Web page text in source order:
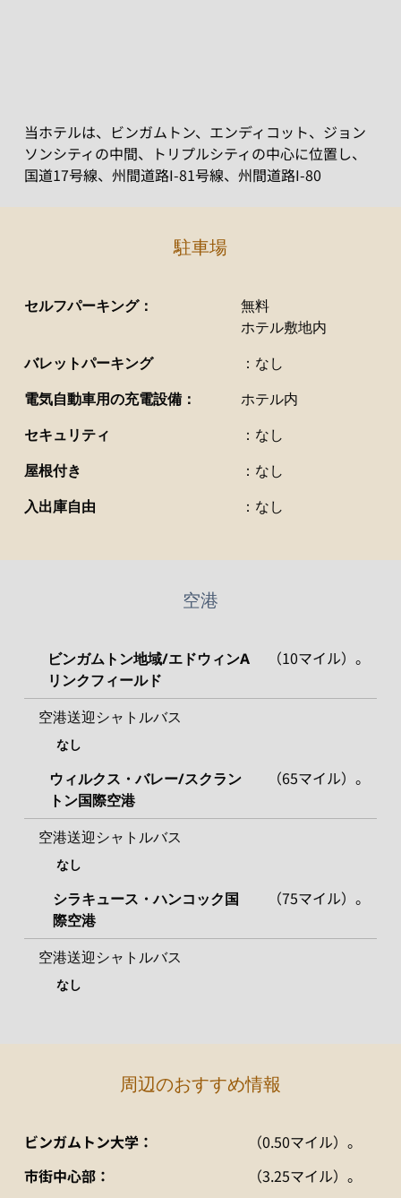
当ホテルは、ビンガムトン、エンディコット、ジョン
ソンシティの中間、トリプルシティの中心に位置し、
国道17号線、州間道路I-81号線、州間道路I-80
駐車場
セルフパーキング：
無料
ホテル敷地内
バレットパーキング
：なし
電気自動車用の充電設備：
ホテル内
セキュリティ
：なし
屋根付き
：なし
入出庫自由
：なし
空港
ビンガムトン地域/エドウィンA
リンクフィールド
（10マイル）。
空港送迎シャトルバス
なし
ウィルクス・バレー/スクラン
トン国際空港
（65マイル）。
空港送迎シャトルバス
なし
シラキュース・ハンコック国
際空港
（75マイル）。
空港送迎シャトルバス
なし
周辺のおすすめ情報
ビンガムトン大学：
（0.50マイル）。
市街中心部：
（3.25マイル）。